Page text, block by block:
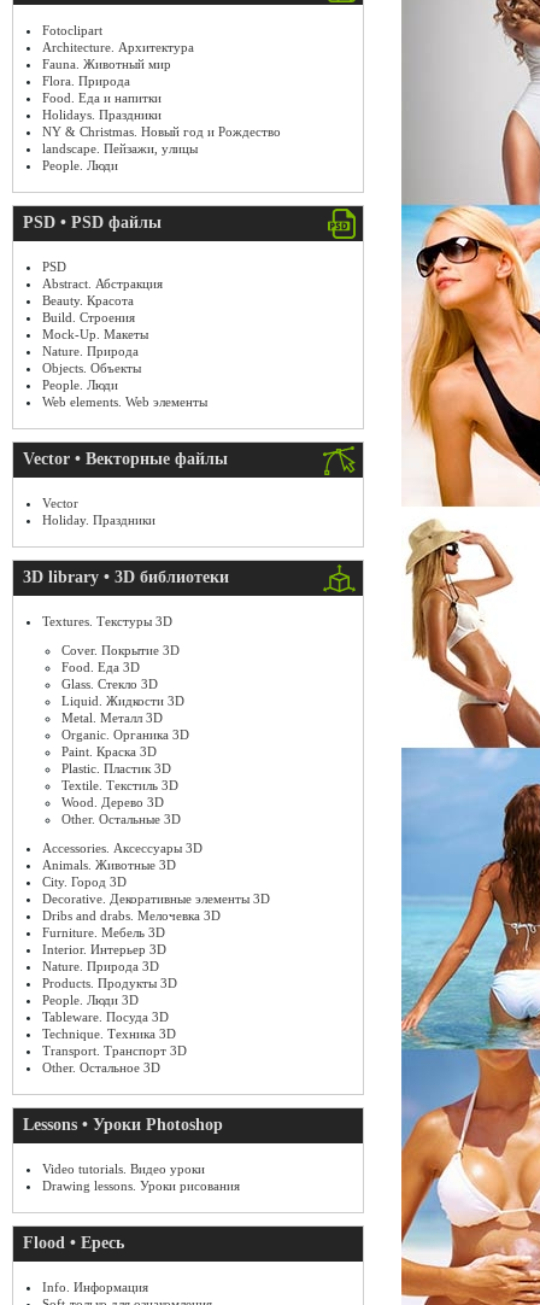
Fotoclipart
Architecture. Архитектура
Fauna. Животный мир
Flora. Природа
Food. Еда и напитки
Holidays. Праздники
NY & Christmas. Новый год и Рождество
landscape. Пейзажи, улицы
People. Люди
PSD • PSD файлы
PSD
Abstract. Абстракция
Beauty. Красота
Build. Строения
Mock-Up. Макеты
Nature. Природа
Objects. Объекты
People. Люди
Web elements. Web элементы
Vector • Векторные файлы
Vector
Holiday. Праздники
3D library • 3D библиотеки
Textures. Текстуры 3D
Cover. Покрытие 3D
Food. Еда 3D
Glass. Стекло 3D
Liquid. Жидкости 3D
Metal. Металл 3D
Organic. Органика 3D
Paint. Краска 3D
Plastic. Пластик 3D
Textile. Текстиль 3D
Wood. Дерево 3D
Other. Остальные 3D
Accessories. Аксессуары 3D
Animals. Животные 3D
City. Город 3D
Decorative. Декоративные элементы 3D
Dribs and drabs. Мелочевка 3D
Furniture. Мебель 3D
Interior. Интерьер 3D
Nature. Природа 3D
Products. Продукты 3D
People. Люди 3D
Tableware. Посуда 3D
Technique. Техника 3D
Transport. Транспорт 3D
Other. Остальное 3D
Lessons • Уроки Photoshop
Video tutorials. Видео уроки
Drawing lessons. Уроки рисования
Flood • Ересь
Info. Информация